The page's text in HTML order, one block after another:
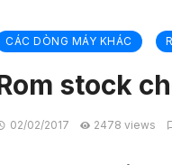
CÁC DÒNG MÁY KHÁC
stock
02/02/2017 2478 views